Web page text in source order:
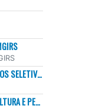
CONCURSOS E PROCESSOS SELETIVOS
MEIO AMBIENTE, AGRICULTURA E PESCA